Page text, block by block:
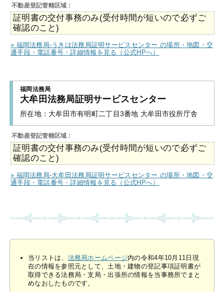
不動産登記管轄区域 :
証明書の交付事務のみ(受付時間が短いので必ずご
確認のこと)
» 福岡法務局-うきは法務局証明サービスセンター の場所・地図・交
通手段・電話番号・詳細情報を見る（公式HPへ）
福岡法務局
大牟田法務局証明サービスセンター
所在地： 大牟田市有明町二丁目3番地 大牟田市役所庁舎
不動産登記管轄区域 :
証明書の交付事務のみ(受付時間が短いので必ずご
確認のこと)
» 福岡法務局-大牟田法務局証明サービスセンター の場所・地図・交
通手段・電話番号・詳細情報を見る（公式HPへ）
当リストは、 法務局ホームページ内の令和4年10月11日現
在の情報を参照元として、土地・建物の登記事項証明書が
取得できる法務局・支局・出張所の情報を当事務所でまと
めなおしたものです。